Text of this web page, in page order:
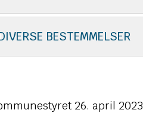
BESTEMMELSER
26. april 2023